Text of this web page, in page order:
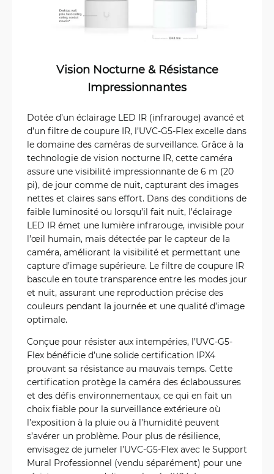
Vision Nocturne & Résistance
Impressionnantes
Dotée d’un éclairage LED IR (infrarouge) avancé et
d’un filtre de coupure IR, l’UVC-G5-Flex excelle dans
le domaine des caméras de surveillance. Grâce à la
technologie de vision nocturne IR, cette caméra
assure une visibilité impressionnante de 6 m (20
pi), de jour comme de nuit, capturant des images
nettes et claires sans effort. Dans des conditions de
faible luminosité ou lorsqu’il fait nuit, l’éclairage
LED IR émet une lumière infrarouge, invisible pour
l’œil humain, mais détectée par le capteur de la
caméra, améliorant la visibilité et permettant une
capture d’image supérieure. Le filtre de coupure IR
bascule en toute transparence entre les modes jour
et nuit, assurant une reproduction précise des
couleurs pendant la journée et une qualité d’image
optimale.
Conçue pour résister aux intempéries, l’UVC-G5-
Flex bénéficie d’une solide certification IPX4
prouvant sa résistance au mauvais temps. Cette
certification protège la caméra des éclaboussures
et des défis environnementaux, ce qui en fait un
choix fiable pour la surveillance extérieure où
l’exposition à la pluie ou à l’humidité peuvent
s’avérer un problème. Pour plus de résilience,
envisagez de jumeler l’UVC-G5-Flex avec le Support
Mural Professionnel (vendu séparément) pour une